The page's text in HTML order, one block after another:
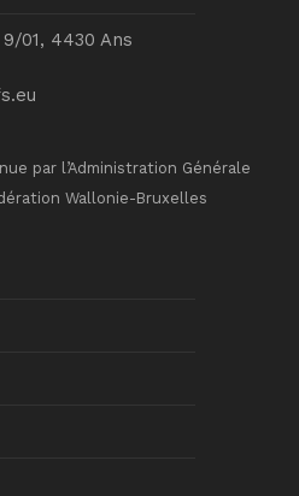
01, 4430 Ans
par l’Administration Générale
Wallonie-Bruxelles